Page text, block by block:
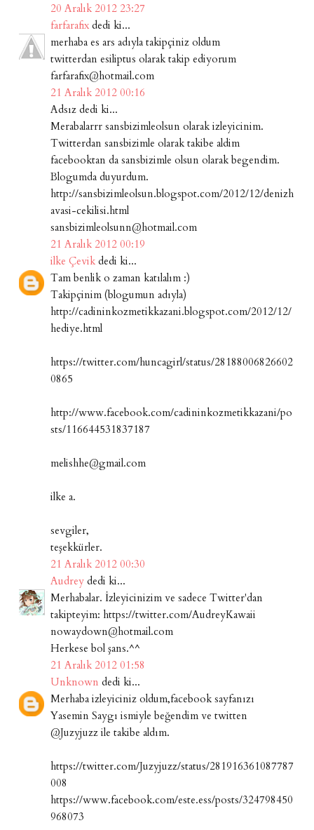
20 Aralık 2012 23:27
farfarafixdedi ki...
merhaba es ars adıyla takipçiniz oldum
twitterdan esiliptus olarak takip ediyorum
farfarafix@hotmail.com
21 Aralık 2012 00:16
Adsız dedi ki...
Merabalarrr sansbizimleolsun olarak izleyicinim.
Twitterdan sansbizimle olarak takibe aldim
facebooktan da sansbizimle olsun olarak begendim.
Blogumda duyurdum.
http://sansbizimleolsun.blogspot.com/2012/12/denizh
avasi-cekilisi.html
sansbizimleolsunn@hotmail.com
21 Aralık 2012 00:19
ilke Çevikdedi ki...
Tam benlik o zaman katılalım :)
Takipçinim (blogumun adıyla)
http://cadininkozmetikkazani.blogspot.com/2012/12/
hediye.html
https://twitter.com/huncagirl/status/28188006826602
0865
http://www.facebook.com/cadininkozmetikkazani/po
sts/116644531837187
melishhe@gmail.com
ilke a.
sevgiler,
teşekkürler.
21 Aralık 2012 00:30
Audreydedi ki...
Merhabalar. İzleyicinizim ve sadece Twitter'dan
takipteyim: https://twitter.com/AudreyKawaii
nowaydown@hotmail.com
Herkese bol şans.^^
21 Aralık 2012 01:58
Unknown dedi ki...
Merhaba izleyiciniz oldum,facebook sayfanızı
Yasemin Saygı ismiyle beğendim ve twitten
@Juzyjuzz ile takibe aldım.
https://twitter.com/Juzyjuzz/status/281916361087787
008
https://www.facebook.com/este.ess/posts/324798450
968073